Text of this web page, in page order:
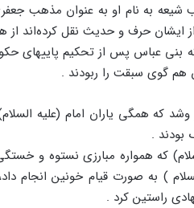
به نام او به عنوان مذهب
ایشان حرف و حدیث نقل کرده‌اند از
بنی عباس پس از تحکیم پاییهای
هم گوی سبقت را ربودند .
که همگی یاران امام (علیه
.
که همواره مبارزی نستوه و
) به صورت قیام خونین انجام
راستین کرد .